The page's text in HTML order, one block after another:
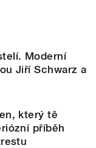
Moderní
Jiří Schwarz a
který tě
příběh